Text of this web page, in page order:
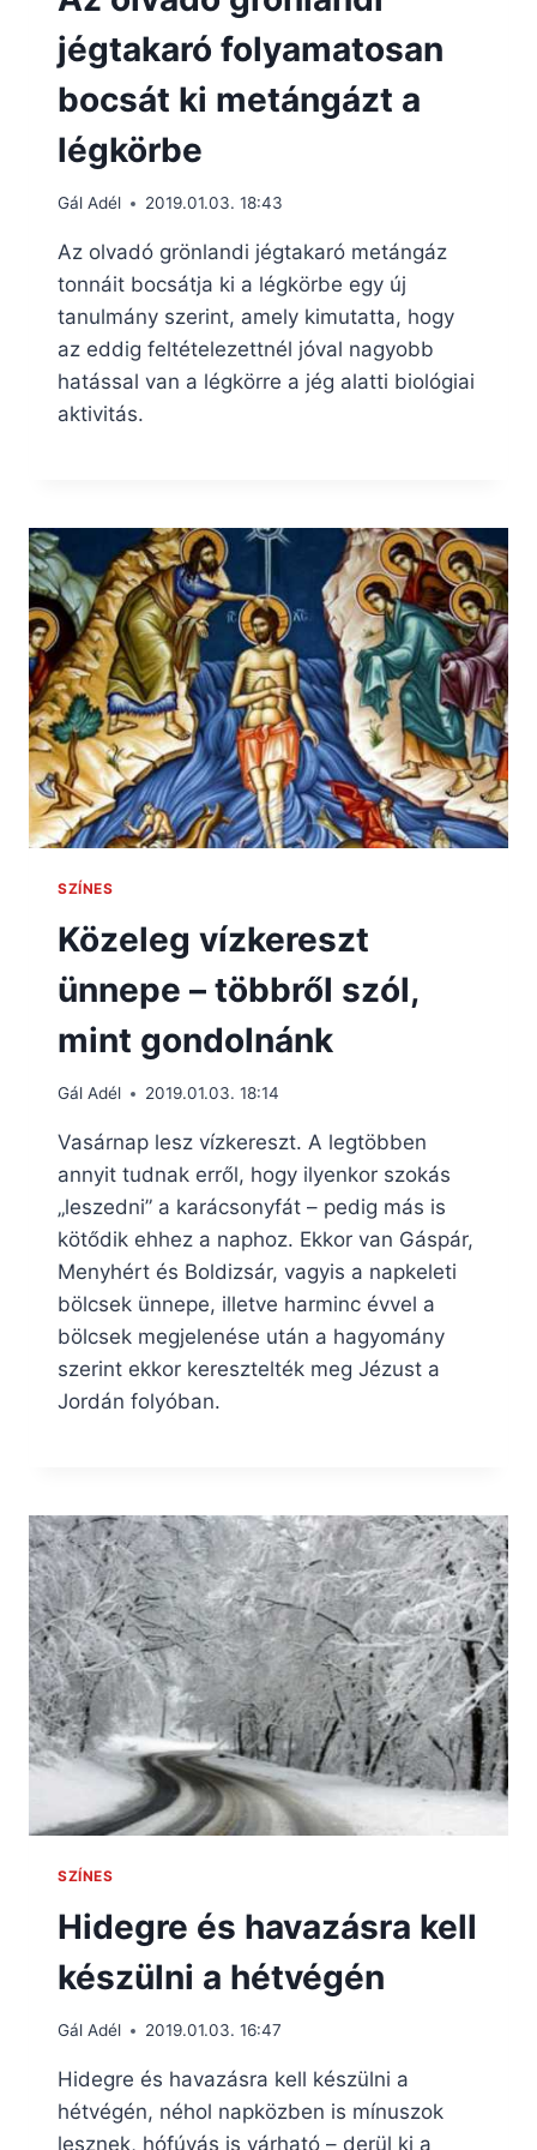
jégtakaró folyamatosan
bocsát ki metángázt a
légkörbe
Gál Adél 2019.01.03. 18:43
Az olvadó grönlandi jégtakaró metángáz
tonnáit bocsátja ki a légkörbe egy új
tanulmány szerint, amely kimutatta, hogy
az eddig feltételezettnél jóval nagyobb
hatással van a légkörre a jég alatti biológiai
aktivitás.
SZÍNES
Közeleg vízkereszt
ünnepe – többről szól,
mint gondolnánk
Gál Adél 2019.01.03. 18:14
Vasárnap lesz vízkereszt. A legtöbben
annyit tudnak erről, hogy ilyenkor szokás
„leszedni” a karácsonyfát – pedig más is
kötődik ehhez a naphoz. Ekkor van Gáspár,
Menyhért és Boldizsár, vagyis a napkeleti
bölcsek ünnepe, illetve harminc évvel a
bölcsek megjelenése után a hagyomány
szerint ekkor keresztelték meg Jézust a
Jordán folyóban.
SZÍNES
Hidegre és havazásra kell
készülni a hétvégén
Gál Adél 2019.01.03. 16:47
Hidegre és havazásra kell készülni a
hétvégén, néhol napközben is mínuszok
lesznek, hófúvás is várható – derül ki a